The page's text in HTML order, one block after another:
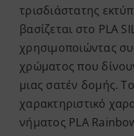
τρισδιάστατης
βασίζεται στο PLA
χρησιμοποιώντας
χρώματος που
μιας σατέν δομής.
χαρακτηριστικό
νήματος PLA